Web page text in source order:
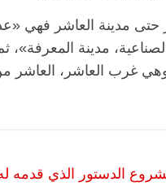
مدينة العاشر فهي
مدينة
وهي غرب العاشر، العاشر
الدستور الذي قدمه
شاغر على مائدة الإفطار..
فارس مقاومة
الذي دافع عن المال